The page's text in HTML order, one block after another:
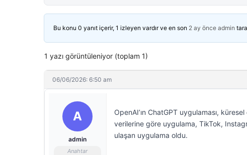
Bu konu 0 yanıt içerir, 1 izleyen vardır ve en son 2 ay önce admin
1 yazı görüntüleniyor (toplam 1)
06/06/2026: 6:50 am
A
admin
Anahtar
OpenAI’ın ChatGPT uygulaması,
verilerine göre uygulama, TikTok,
ulaşan uygulama oldu.